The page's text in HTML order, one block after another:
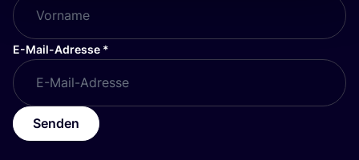
E-Mail-Adresse *
Senden